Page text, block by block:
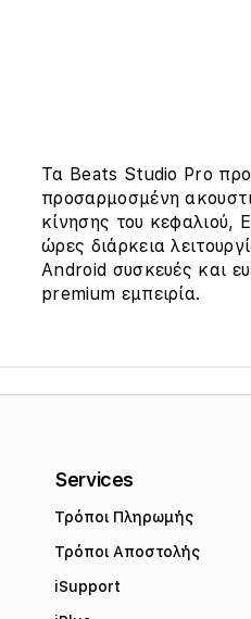
Τα Beats Studio Pro
προσαρμοσμένη
κίνησης του κεφαλιού,
ώρες διάρκεια
Android συσκευές και
premium εμπειρία.
Services
Τρόποι Πληρωμής
Τρόποι Αποστολής
iSupport